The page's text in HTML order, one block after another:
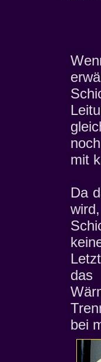
mit
Da
das
bei